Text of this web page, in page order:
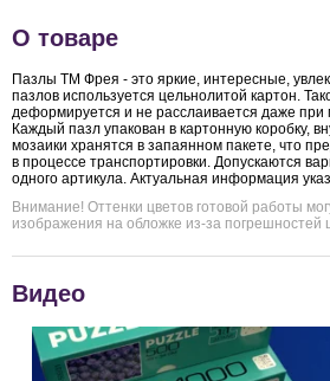
О товаре
Пазлы ТМ Фрея - это яркие, интересные,
пазлов используется цельнолитой картон.
деформируется и не расслаивается даже при
Каждый пазл упакован в картонную коробку,
мозаики хранятся в запаянном пакете, что
в процессе транспортировки. Допускаются
одного артикула. Актуальная информация
Внимание! Оттенки цветов готовой работы
изображения на обложке из-за погрешностей
Видео